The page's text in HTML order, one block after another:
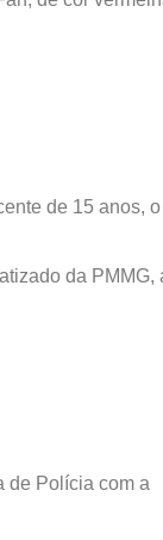
de 15 anos, o
da PMMG,
de Polícia com a